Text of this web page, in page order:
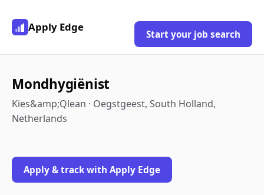
Apply Edge
Start your job search
Mondhygiënist
Kies&amp;Qlean · Oegstgeest, South Holland,
Netherlands
Apply & track with Apply Edge